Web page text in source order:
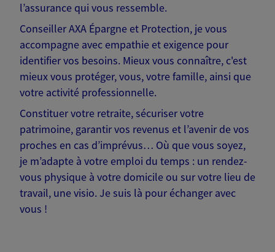
l’assurance qui vous ressemble.
Conseiller AXA Épargne et Protection, je vous
accompagne avec empathie et exigence pour
identifier vos besoins. Mieux vous connaître, c'est
mieux vous protéger, vous, votre famille, ainsi que
votre activité professionnelle.
Constituer votre retraite, sécuriser votre
patrimoine, garantir vos revenus et l’avenir de vos
proches en cas d’imprévus… Où que vous soyez,
je m’adapte à votre emploi du temps : un rendez-
vous physique à votre domicile ou sur votre lieu de
travail, une visio. Je suis là pour échanger avec
vous !